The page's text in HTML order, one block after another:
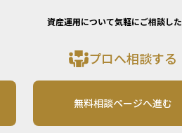
資産運用について気軽にご相談し
プロへ相談する
無料相談ページへ進む